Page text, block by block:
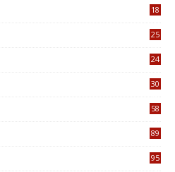
18
25
24
30
58
89
95